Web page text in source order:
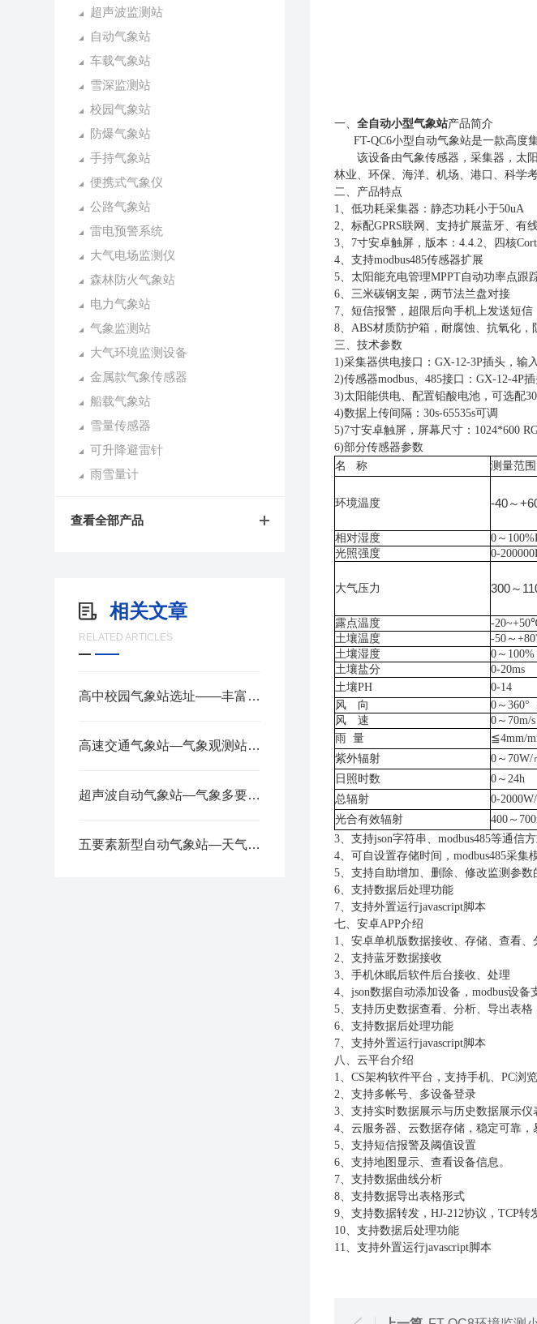
超声波监测站
自动气象站
车载气象站
雪深监测站
校园气象站
防爆气象站
手持气象站
便携式气象仪
公路气象站
雷电预警系统
大气电场监测仪
森林防火气象站
电力气象站
气象监测站
大气环境监测设备
金属款气象传感器
船载气象站
雪量传感器
可升降避雷针
雨雪量计
查看全部产品
相关文章
RELATED ARTICLES
高中校园气象站选址——丰富课余生活，增强防灾意识 2025全+境+派+送
高速交通气象站—气象观测站有哪些仪器2025全+境+派+送
超声波自动气象站—气象多要素集成,一体化设计的小型气象站2025全+境+派+送
五要素新型自动气象站—天气变化一目了然的超声波气象站2024全+境+派+送
一、 全自动小型气象站产品简介
FT-QC6小型自动气象站是一款高度
该设备由气象传感器，采集器，太阳
林业、环保、海洋、机场、港口、科学
二、产品特点
1、低功耗采集器：静态功耗小于50uA
2、标配GPRS联网、支持扩展蓝牙、有
3、 7寸安卓触屏，版本： 4.4.2、四核
4、支持modbus485传感器扩展
5、太阳能充电管理MPPT自动功率点跟
6、三米碳钢支架，两节法兰盘对接
7、短信报警，超限后向手机上发送短信
8、 ABS材质防护箱，耐腐蚀、抗氧化，
三、技术参数
1)采集器供电接口： GX-12-3P插头，输
2)传感器modbus、 485接口： GX-12-4P插
3)太阳能供电、配置铅酸电池，可选配
4)数据上传间隔： 30s-65535s可调
5)7寸安卓触屏，屏幕尺寸： 1024*600
6)部分传感器参数
名
称 测量范围
环境温度 -40～
相对湿度 0～
光照强度
0-
大气压力 300～
露点温度 -
土壤温度
-50～
土壤湿度
0～100%
土壤盐分
0-20ms
土壤PH 0-14
风 向
0～360°
风 速
0～70m/s
雨 量 ≦4mm/
紫外辐射
0～70W/
日照时数
0～24h
总辐射
0-
光合有效辐射
400～
3、支持json字符串、 modbus485等通信
4、可自设置存储时间， modbus485采集
5、支持自助增加、删除、修改监测参
6、支持数据后处理功能
7、支持外置运行javascript脚本
七、安卓APP介绍
1、安卓单机版数据接收、存储、查看、
2、支持蓝牙数据接收
3、手机休眠后软件后台接收、处理
4、 json数据自动添加设备， modbus设备
5、支持历史数据查看、分析、导出表格
6、支持数据后处理功能
7、支持外置运行javascript脚本
八、云平台介绍
1、 CS架构软件平台，支持手机、 PC浏
2、支持多帐号、多设备登录
3、支持实时数据展示与历史数据展示仪
4、云服务器、云数据存储，稳定可靠，
5、支持短信报警及阈值设置
6、支持地图显示、查看设备信息。
7、支持数据曲线分析
8、支持数据导出表格形式
9、支持数据转发， HJ-212协议， TCP转
10、支持数据后处理功能
11、支持外置运行javascript脚本